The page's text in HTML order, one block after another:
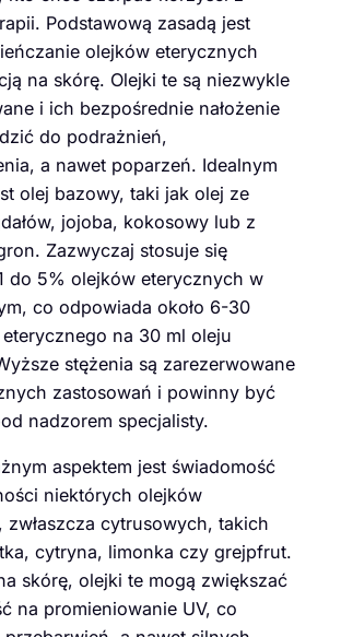
Podstawową zasadą jest
olejków eterycznych
na skórę. Olejki te są niezwykle
i ich bezpośrednie nałożenie
do podrażnień,
a nawet poparzeń. Idealnym
olej bazowy, taki jak olej ze
jojoba, kokosowy lub z
Zazwyczaj stosuje się
do 5% olejków eterycznych w
co odpowiada około 6-30
na 30 ml oleju
stężenia są zarezerwowane
zastosowań i powinny być
nadzorem specjalisty.
aspektem jest świadomość
niektórych olejków
zwłaszcza cytrusowych, takich
cytryna, limonka czy grejpfrut.
skórę, olejki te mogą zwiększać
na promieniowanie UV, co